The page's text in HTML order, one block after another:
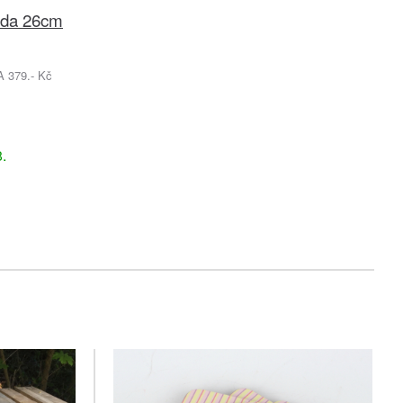
26cm
379.- Kč